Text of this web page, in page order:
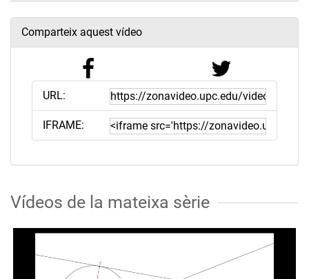
Comparteix aquest vídeo
URL:
IFRAME:
Vídeos de la mateixa sèrie